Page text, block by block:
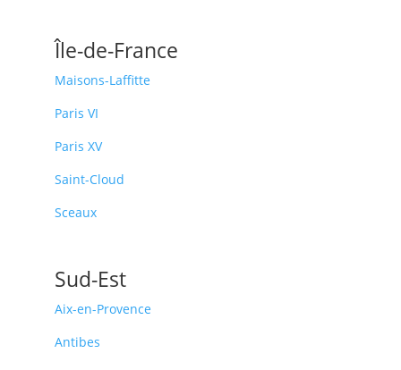
Île-de-France
Maisons-Laffitte
Paris VI
Paris XV
Saint-Cloud
Sceaux
Sud-Est
Aix-en-Provence
Antibes